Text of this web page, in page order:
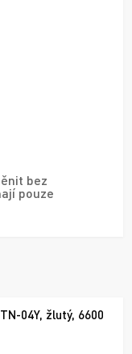
bez
pouze
04Y, žlutý, 6600